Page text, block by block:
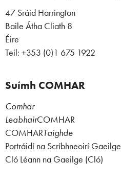
47 Sráid Harrington
Baile Átha Cliath 8
Éire
Teil: +353 (0)1 675 1922
Suímh COMHAR
Comhar
LeabhairCOMHAR
COMHARTaighde
Portráidí na Scríbhneoirí Gaeilge
Cló Léann na Gaeilge (Cló)